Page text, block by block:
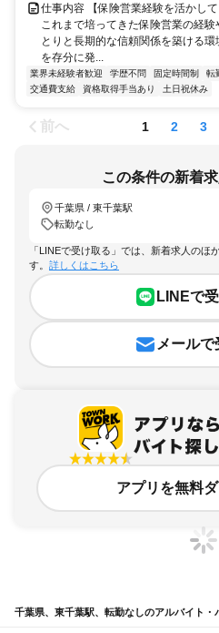
仕事内容 【保険営業経験を活かし
これまで培ってきた保険営業の経
とりと長期的な信頼関係を築ける
を存分に発...
業界未経験者歓迎 学歴不問 固定時間制 転
交通費支給
資格取得手当あり 土日祝休み
前へ 1 2 3
この条件の新着
千葉県 / 東千葉駅
転勤なし
「LINEで受け取る」では、新着求人のほ
す。 詳しくはこちら
LINEで
メールで
アプリを無料
千葉県、東千葉駅、転勤なしのアルバイト・